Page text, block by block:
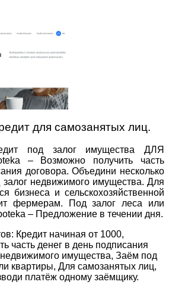
для самозанятых лиц.
под залог имущества ДЛЯ
– Возможно получить часть
договора. Объедини несколько
залог недвижимого имущества. Для
бизнеса и сельскохозяйственной
фермерам. Под залог леса или
– Предложение в течении дня.
Кредит начиная от 1000,
часть денег в день подписания
имущества, Заём под
квартиры, Для самозанятых лиц,
платёж одному заёмщику.